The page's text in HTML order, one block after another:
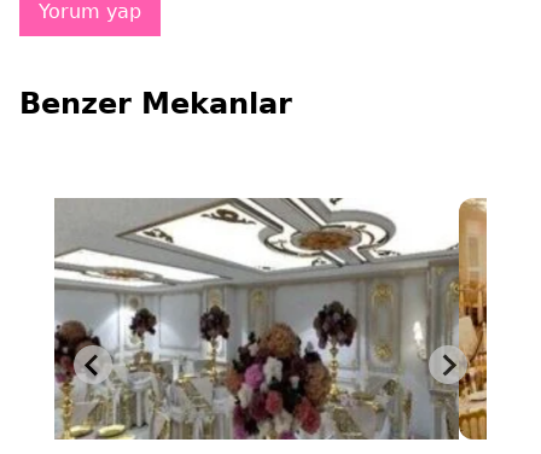
Benzer Mekanlar